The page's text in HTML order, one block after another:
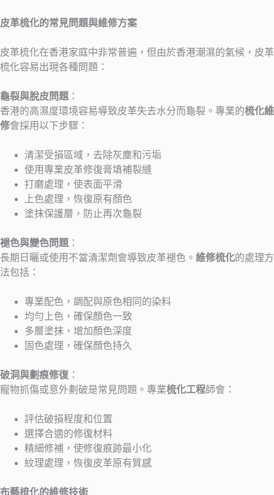
皮革梳化的常見問題與維修方案
皮革梳化在香港家庭中非常普遍，但由於香港潮濕的氣候，皮革
梳化容易出現各種問題：
龜裂與脫皮問題 ：
香港的高濕度環境容易導致皮革失去水分而龜裂。專業的梳化維
修會採用以下步驟：
清潔受損區域，去除灰塵和污垢
使用專業皮革修復膏填補裂縫
打磨處理，使表面平滑
上色處理，恢復原有顏色
塗抹保護層，防止再次龜裂
褪色與變色問題 ：
長期日曬或使用不當清潔劑會導致皮革褪色。 維修梳化的處理方
法包括：
專業配色，調配與原色相同的染料
均勻上色，確保顏色一致
多層塗抹，增加顏色深度
固色處理，確保顏色持久
破洞與劃痕修復 ：
寵物抓傷或意外劃破是常見問題。專業梳化工程師會：
評估破損程度和位置
選擇合適的修復材料
精細修補，使修復痕跡最小化
紋理處理，恢復皮革原有質感
布藝梳化的維修技術